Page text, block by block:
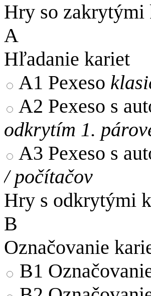
Hry so zakrytými
A
Hľadanie kariet
A1 Pexeso
A2 Pexeso s
odkrytím 1.
A3 Pexeso s
/ počítačov
Hry s odkrytými
B
Označovanie
B1